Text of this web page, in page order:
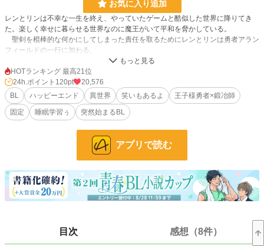
お気に入り追加
レンとリンは不幸な一生を終え、やっていたゲームと酷似した世界に降りてき
た。楽しく幸せに暮らせる世界なのに魔王がいて平和を脅かしている。
聖剣を棍棒的な何かにしてしまった責任を取るためにレンとリンは勇者アラン
フィールドの一行に加わる。
勘違いしたり、やらかしたり、シチューを食べたりしながら、二人の中は深まっ
て行く。
完結済み、全36話予定5万字程の話です。
お笑い封印失敗しました_:(´ཀ`」 ∠):
⚪︎王子様の勇者アランフィールド×鍛冶師のレン（兄）
⚪︎魔王ルーセウス×薬師のリン(弟)
一気に書いたので誤字脱字があるかと思います。教えて頂けたら嬉しいです。
(話数を明記して頂けると探す時凄く助かります！)なお、誤字に見えてわざと効
多忙時、お返事を返す事ができない事があります。コメント等全て読ませていた
HOTランキング 最高21位
24h.ポイント 120pt
20,576
BL
ハッピーエンド 異世界 笑いもあるよ
王子様勇者×鍛冶師
固定
睡眠学習ぅ 突然始まるBL
アプリで読む
目次 感想（8件）